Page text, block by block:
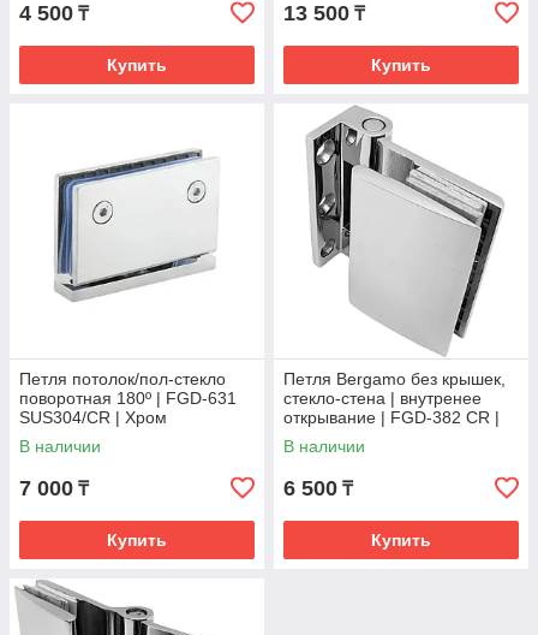
4 500 ₸
Купить
13 500 ₸
Купить
Петля потолок/пол-стекло
поворотная 180º | FGD-631
SUS304/CR | Хром
В наличии
7 000 ₸
Купить
Петля Bergamo без крышек,
стекло-стена | внутренее
открывание | FGD-382 CR |
Хром
В наличии
6 500 ₸
Купить